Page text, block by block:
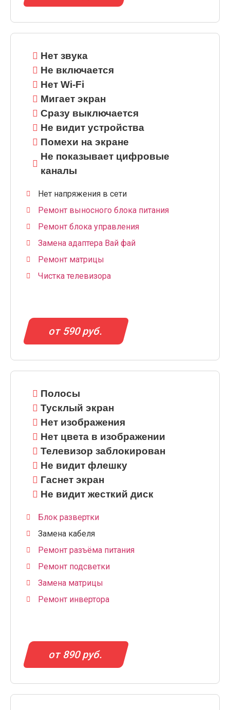
Нет звука
Не включается
Нет Wi-Fi
Мигает экран
Сразу выключается
Не видит устройства
Помехи на экране
Не показывает цифровые
каналы
Нет напряжения в сети
Ремонт выносного блока питания
Ремонт блока управления
Замена адаптера Вай фай
Ремонт матрицы
Чистка телевизора
от 590 руб.
Полосы
Тусклый экран
Нет изображения
Нет цвета в изображении
Телевизор заблокирован
Не видит флешку
Гаснет экран
Не видит жесткий диск
Блок развертки
Замена кабеля
Ремонт разъёма питания
Ремонт подсветки
Замена матрицы
Ремонт инвертора
от 890 руб.